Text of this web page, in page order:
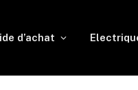
d’achat